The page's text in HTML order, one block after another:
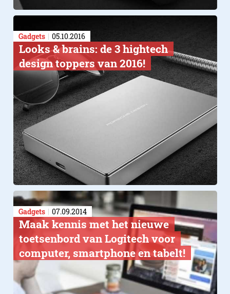
Gadgets 05.10.2016
Looks & brains: de 3 hightech
design toppers van 2016!
Gadgets 07.09.2014
Maak kennis met het nieuwe
toetsenbord van Logitech voor
computer, smartphone en tabelt!